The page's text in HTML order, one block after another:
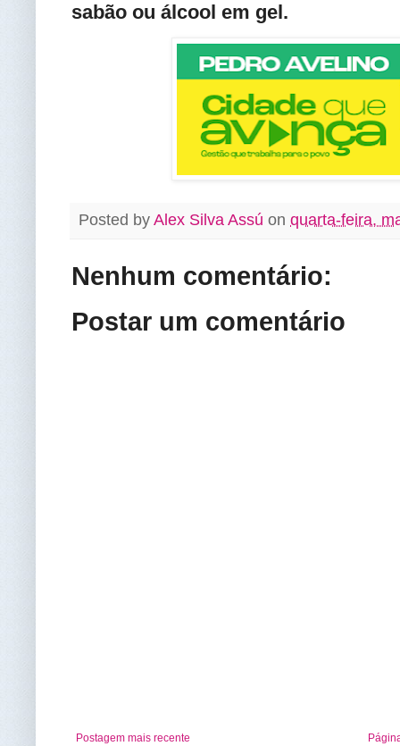
sabão ou álcool em gel .
Posted by Alex Silva Assú on quarta-feira,
Nenhum comentário:
Postar um comentário
Postagem mais recente